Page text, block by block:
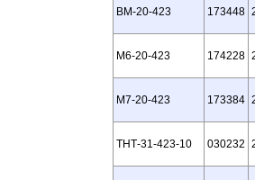
BM‑20‑423 173448
M6‑20‑423 174228
M7‑20‑423 173384
THT‑31‑423‑10 030232